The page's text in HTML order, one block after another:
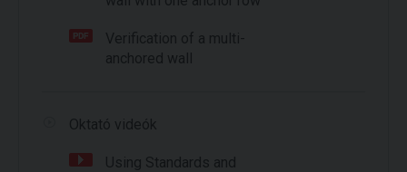
Verification of a multi-
anchored wall
Oktató videók
Using Standards and